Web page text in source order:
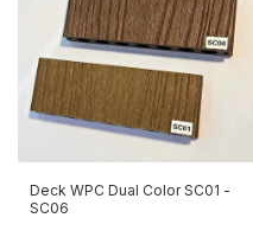
Deck WPC Dual Color SC01 -
SC06